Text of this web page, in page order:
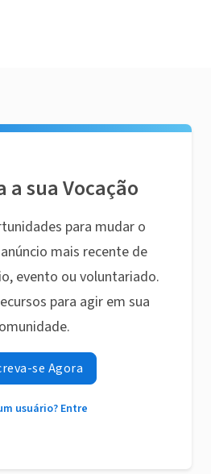
a sua Vocação
para mudar o
mais recente de
evento ou voluntariado.
para agir em sua
se Agora
usuário? Entre